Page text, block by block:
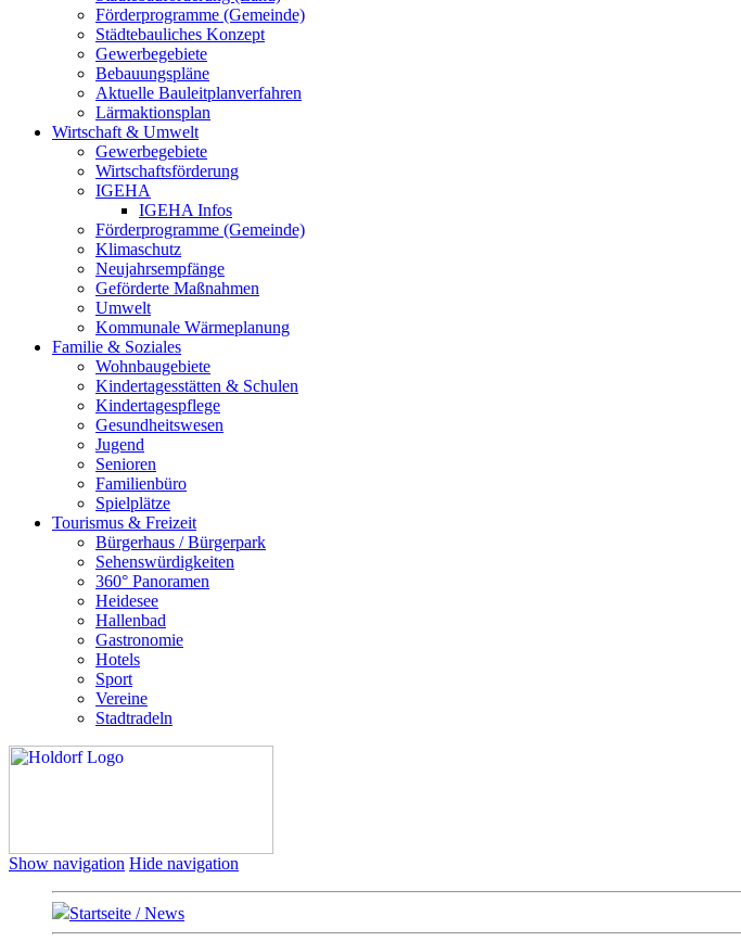
Förderprogramme (Gemeinde)
Städtebauliches Konzept
Gewerbegebiete
Bebauungspläne
Aktuelle Bauleitplanverfahren
Lärmaktionsplan
Wirtschaft & Umwelt
Gewerbegebiete
Wirtschaftsförderung
IGEHA
IGEHA Infos
Förderprogramme (Gemeinde)
Klimaschutz
Neujahrsempfänge
Geförderte Maßnahmen
Umwelt
Kommunale Wärmeplanung
Familie & Soziales
Wohnbaugebiete
Kindertagesstätten & Schulen
Kindertagespflege
Gesundheitswesen
Jugend
Senioren
Familienbüro
Spielplätze
Tourismus & Freizeit
Bürgerhaus / Bürgerpark
Sehenswürdigkeiten
360° Panoramen
Heidesee
Hallenbad
Gastronomie
Hotels
Sport
Vereine
Stadtradeln
Show navigation Hide navigation
Startseite / News